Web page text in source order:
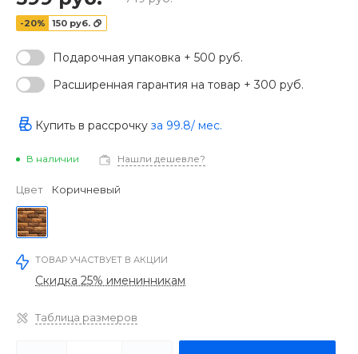
-20% 150 руб.
Подарочная упаковка + 500 руб.
Расширенная гарантия на товар + 300 руб.
Купить в рассрочку за 99.8/ мес.
В наличии Нашли дешевле?
Цвет Коричневый
ТОВАР УЧАСТВУЕТ В АКЦИИ
Скидка 25% именинникам
Таблица размеров